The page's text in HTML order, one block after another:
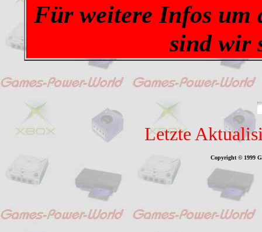
Für weitere Infos um
sind wir
Letzte
Copyright © 1999